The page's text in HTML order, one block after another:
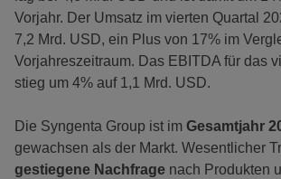
Vorjahr. Der Umsatz im vierten Quartal
7,2 Mrd. USD, ein Plus von 17% im
Vorjahreszeitraum. Das EBITDA für das
stieg um 4% auf 1,1 Mrd. USD.
Die Syngenta Group ist im Gesamtjahr
gewachsen als der Markt. Wesentlicher
gestiegene Nachfrage nach Produkten